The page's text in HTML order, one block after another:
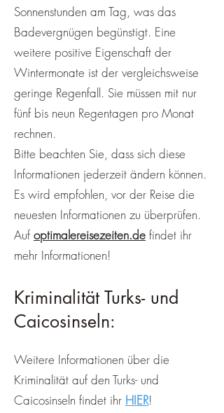
Sonnenstunden am Tag, was das
Badevergnügen begünstigt. Eine
weitere positive Eigenschaft der
Wintermonate ist der vergleichsweise
geringe Regenfall. Sie müssen mit nur
fünf bis neun Regentagen pro Monat
rechnen.
Bitte beachten Sie, dass sich diese
Informationen jederzeit ändern können.
Es wird empfohlen, vor der Reise die
neuesten Informationen zu überprüfen.
Auf optimalereisezeiten.de findet ihr
mehr Informationen!
Kriminalität Turks- und
Caicosinseln:
Weitere Informationen über die
Kriminalität auf den Turks- und
Caicosinseln findet ihr HIER!